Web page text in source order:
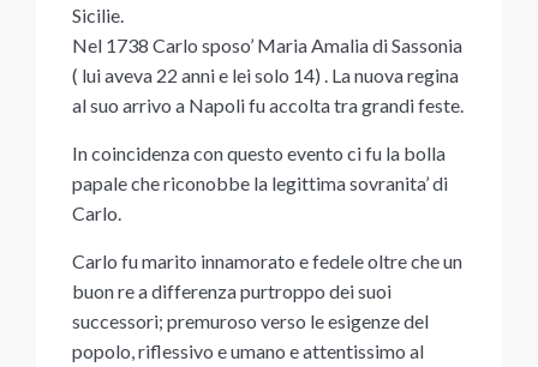
Sicilie.
Nel 1738 Carlo sposo’ Maria Amalia di Sassonia
( lui aveva 22 anni e lei solo 14) . La nuova regina
al suo arrivo a Napoli fu accolta tra grandi feste.
In coincidenza con questo evento ci fu la bolla
papale che riconobbe la legittima sovranita’ di
Carlo.
Carlo fu marito innamorato e fedele oltre che un
buon re a differenza purtroppo dei suoi
successori; premuroso verso le esigenze del
popolo, riflessivo e umano e attentissimo al